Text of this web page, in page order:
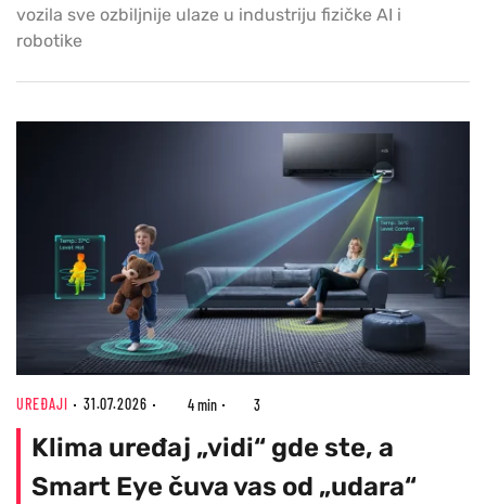
vozila sve ozbiljnije ulaze u industriju fizičke AI i
robotike
UREĐAJI 31.07.2026 4 min 3
Klima uređaj „vidi“ gde ste, a
Smart Eye čuva vas od „udara“